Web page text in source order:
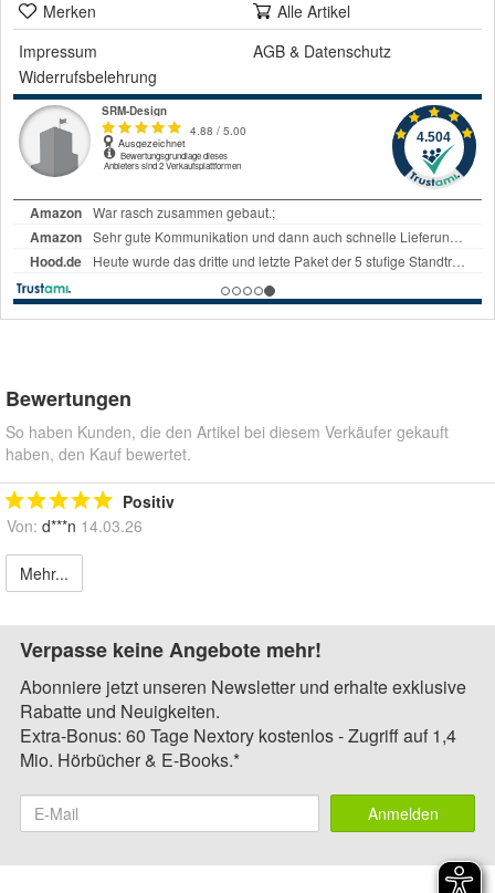
Merken
Alle Artikel
Impressum
AGB & Datenschutz
Widerrufsbelehrung
Bewertungen
So haben Kunden, die den Artikel bei diesem Verkäufer gekauft
haben, den Kauf bewertet.
Positiv
Von: d***n 14.03.26
Mehr...
Verpasse keine Angebote mehr!
Abonniere jetzt unseren Newsletter und erhalte exklusive
Rabatte und Neuigkeiten.
Extra-Bonus: 60 Tage Nextory kostenlos - Zugriff auf 1,4
Mio. Hörbücher & E-Books.*
Anmelden